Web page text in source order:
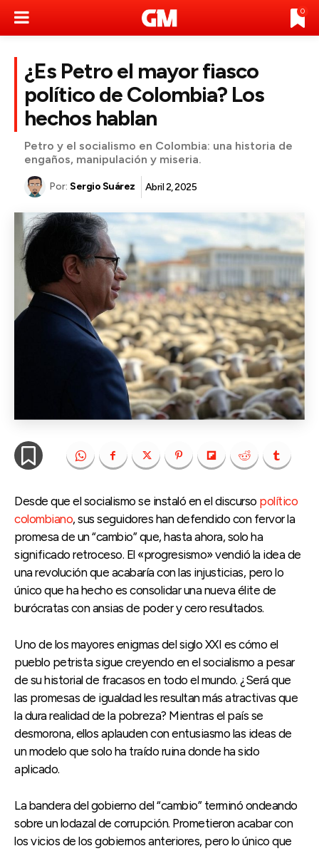
0
¿Es Petro el mayor fiasco
político de Colombia? Los
hechos hablan
Petro y el socialismo en Colombia: una historia de
engaños, manipulación y miseria.
Por: Sergio Suárez Abril 2, 2025
Desde que el socialismo se instaló en el discurso político
colombiano, sus seguidores han defendido con fervor la
promesa de un “cambio” que, hasta ahora, solo ha
significado retroceso. El «progresismo» vendió la idea de
una revolución que acabaría con las injusticias, pero lo
único que ha hecho es consolidar una nueva élite de
burócratas con ansias de poder y cero resultados.
Uno de los mayores enigmas del siglo XXI es cómo el
pueblo petrista sigue creyendo en el socialismo a pesar
de su historial de fracasos en todo el mundo. ¿Será que
las promesas de igualdad les resultan más atractivas que
la dura realidad de la pobreza? Mientras el país se
desmorona, ellos aplauden con entusiasmo las ideas de
un modelo que solo ha traído ruina donde ha sido
aplicado.
La bandera del gobierno del “cambio” terminó ondeando
sobre un lodazal de corrupción. Prometieron acabar con
los vicios de los gobiernos anteriores, pero lo único que